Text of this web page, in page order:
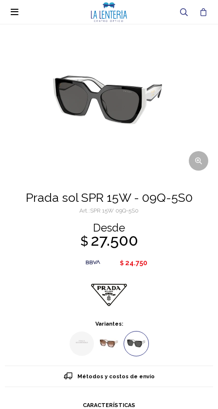

Prada sol SPR 15W - 09Q-5S0
SPR 15W 09Q-5S0
Desde
$ 27.500
$ 24.750
Variantes:
Métodos y costos de envío
CARACTERÍSTICAS